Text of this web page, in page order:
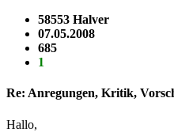
58553 Halver
07.05.2008
685
1
Re: Anregungen, Kritik,
Hallo,